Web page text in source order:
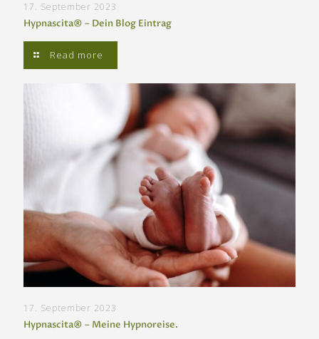
17. September 2023
Hypnascita® – Dein Blog Eintrag
Read more
17. September 2023
Hypnascita® – Meine Hypnoreise.